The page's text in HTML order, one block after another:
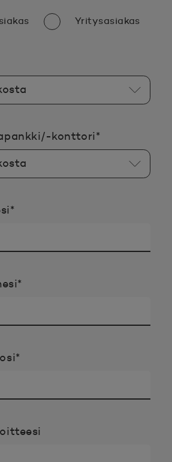
Yritysasiakas
konttori*
*
*
*